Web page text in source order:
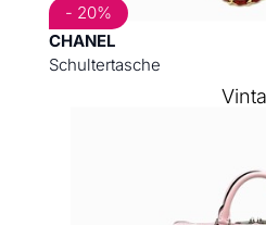
CHANEL
Schultertasche
- 20%